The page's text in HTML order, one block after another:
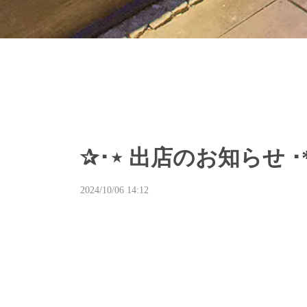
✰･⋆ 出店のお知らせ
2024/10/06 14:12